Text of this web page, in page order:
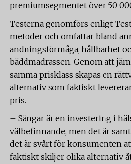
premiumsegmentet över 50
Testerna genomförs enligt
metoder och omfattar bland
andningsförmåga, hållbarhet
bäddmadrassen. Genom att
samma prisklass skapas en
alternativ som faktiskt
pris.
– Sängar är en investering i
välbefinnande, men det är
det är svårt för konsumenten
faktiskt skiljer olika alternativ